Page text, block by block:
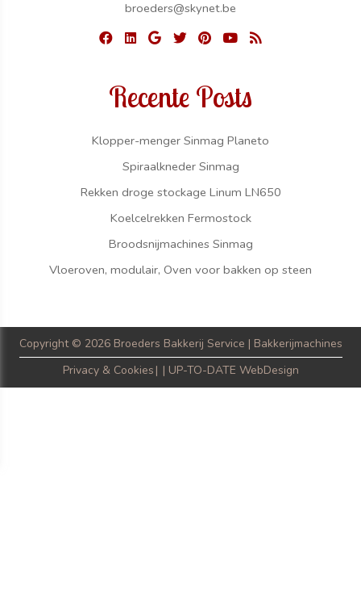
broeders@skynet.be
Recente Posts
Klopper-menger Sinmag Planeto
Spiraalkneder Sinmag
Rekken droge stockage Linum LN650
Koelcelrekken Fermostock
Broodsnijmachines Sinmag
Vloeroven, modulair, Oven voor bakken op steen
Copyright © 2026 Broeders Bakkerij Service | Bakkerijmachines
Privacy & Cookies
| UP-TO-DATE WebDesign